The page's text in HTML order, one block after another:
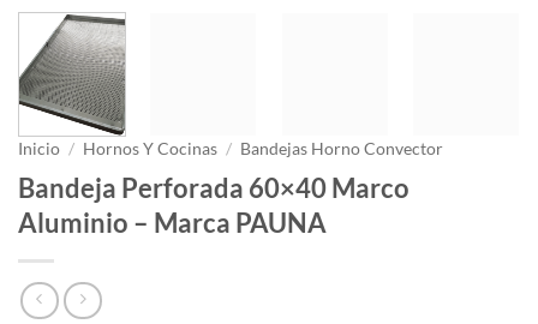
Inicio / Hornos Y Cocinas / Bandejas Horno Convector
Bandeja Perforada 60×40 Marco
Aluminio – Marca PAUNA